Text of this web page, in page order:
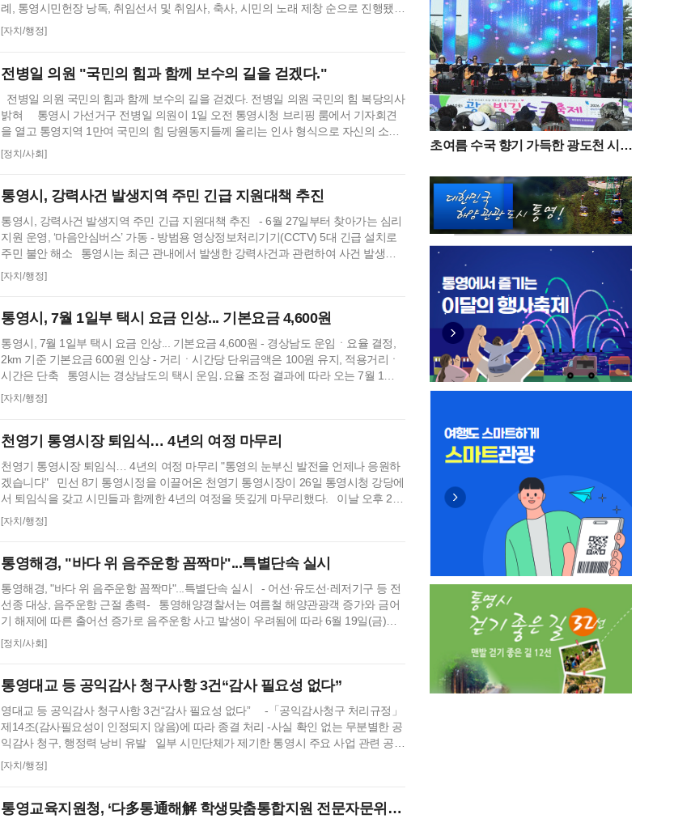
례, 통영시민헌장 낭독, 취임선서 및 취임사, 축사, 시민의 노래 제창 순으로 진행됐
다. 취임선거를 마친 강석주 제11대 통영시장은 이어진 취임사에서 지난 6월 지방
숙여 …
[자치/행정]
전병일 의원 "국민의 힘과 함께 보수의 길을 걷겠다."
전병일 의원 국민의 힘과 함께 보수의 길을 걷겠다. 전병일 의원 국민의 힘 복당의사
밝혀 통영시 가선거구 전병일 의원이 1일 오전 통영시청 브리핑 룸에서 기자회견
을 열고 통영지역 1만여 국민의 힘 당원동지들께 올리는 인사 형식으로 자신의 소회
를 밝혔다. 전병일 위원은 “지난 지방선거에서 대한민국 보수의 텃밭이라고 평가받
질책하…
[정치/사회]
통영시, 강력사건 발생지역 주민 긴급 지원대책 추진
통영시, 강력사건 발생지역 주민 긴급 지원대책 추진 - 6월 27일부터 찾아가는 심리
지원 운영, ‘마음안심버스’ 가동 - 방범용 영상정보처리기기(CCTV) 5대 긴급 설치로
주민 불안 해소 통영시는 최근 관내에서 발생한 강력사건과 관련하여 사건 발생지
역 주민들의 심리적 안정과 생활안전 강화를 위한 긴급 대응에 나섰다. 이번 대책은
인해 …
[자치/행정]
통영시, 7월 1일부 택시 요금 인상... 기본요금 4,600원
통영시, 7월 1일부 택시 요금 인상... 기본요금 4,600원 - 경상남도 운임ㆍ요율 결정,
2km 기준 기본요금 600원 인상 - 거리ㆍ시간당 단위금액은 100원 유지, 적용거리ㆍ
시간은 단축 통영시는 경상남도의 택시 운임․요율 조정 결과에 따라 오는 7월 1일
새벽 4시부터 택시 요금을 인상한다. 이번 요금 인상은 유류비 인상, 물가상승 등을
[자치/행정]
천영기 통영시장 퇴임식… 4년의 여정 마무리
천영기 통영시장 퇴임식… 4년의 여정 마무리 "통영의 눈부신 발전을 언제나 응원하
겠습니다" 민선 8기 통영시정을 이끌어온 천영기 통영시장이 26일 통영시청 강당에
서 퇴임식을 갖고 시민들과 함께한 4년의 여정을 뜻깊게 마무리했다. 이날 오후 2시
에 열린 퇴임식에는 통영시 공직자를 비롯해 기관·단체 관계자와 시민 등 500여 명이
상영…
[자치/행정]
통영해경, "바다 위 음주운항 꼼짝마"...특별단속 실시
통영해경, "바다 위 음주운항 꼼짝마"...특별단속 실시 - 어선·유도선·레저기구 등 전
선종 대상, 음주운항 근절 총력- 통영해양경찰서는 여름철 해양관광객 증가와 금어
기 해제에 따른 출어선 증가로 음주운항 사고 발생이 우려됨에 따라 6월 19일(금)부
터 8월 28일(금)까지 71일간 음주운항 특별단속을 실시한다고 밝혔다. 최근 3년간
[정치/사회]
통영대교 등 공익감사 청구사항 3건“감사 필요성 없다”
영대교 등 공익감사 청구사항 3건“감사 필요성 없다” -「공익감사청구 처리규정」
제14조(감사필요성이 인정되지 않음)에 따라 종결 처리 -사실 확인 없는 무분별한 공
익감사 청구, 행정력 낭비 유발 일부 시민단체가 제기한 통영시 주요 사업 관련 공익
감사 청구가 감사원에서 최종 종결처리 됐다. 감사원의 공익감사 청구사항 검토 결과
이로써 …
[자치/행정]
통영교육지원청, ‘다多통通해解 학생맞춤통합지원 전문자문위원
초여름 수국 향기 가득한 광도천 시민